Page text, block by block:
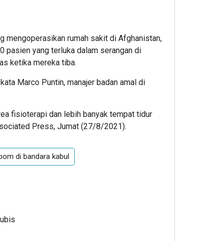
mengoperasikan rumah sakit di Afghanistan,
pasien yang terluka dalam serangan di
ketika mereka tiba.
Marco Puntin, manajer badan amal di
fisioterapi dan lebih banyak tempat tidur
Press, Jumat (27/8/2021).
di bandara kabul